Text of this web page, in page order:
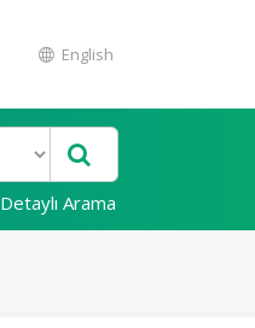
English
Detaylı Arama